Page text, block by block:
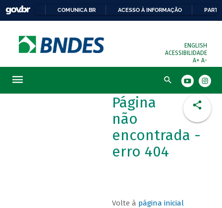
COMUNICA BR ACESSO À INFORMAÇÃO
ENGLISH
ACESSIBILIDADE
A+ A-
Busca
Página
não
encontrada -
erro 404
Volte à página inicial